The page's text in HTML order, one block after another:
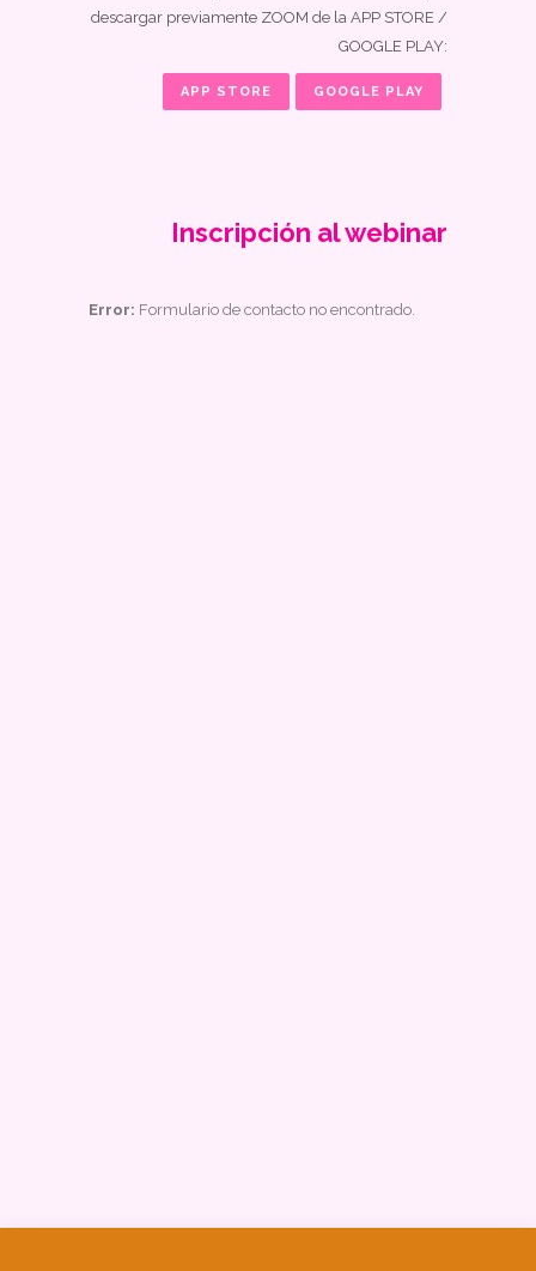
descargar previamente ZOOM de la APP STORE /
GOOGLE PLAY:
GOOGLE PLAY
APP STORE
Inscripción al webinar
Error: Formulario de contacto no encontrado.